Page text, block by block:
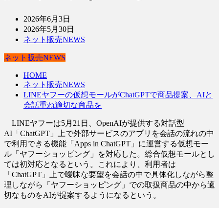
2026年6月3日
2026年5月30日
ネット販売NEWS
ネット販売NEWS
HOME
ネット販売NEWS
LINEヤフーの仮想モールがChatGPTで商品提案、AIと
会話重ね適切な商品を
LINEヤフーは5月21日、OpenAIが提供する対話型
AI「ChatGPT」上で外部サービスのアプリを会話の流れの中
で利用できる機能「Apps in ChatGPT」に運営する仮想モー
ル「ヤフーショッピング」を対応した。総合仮想モールとし
ては初対応となるという。これにより、利用者は
「ChatGPT」上で曖昧な要望を会話の中で具体化しながら整
理しながら「ヤフーショッピング」での取扱商品の中から適
切なものをAIが提案するようになるという。